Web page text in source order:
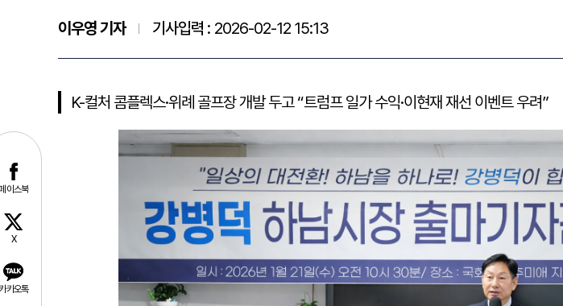
이스북
X
카오톡
이우영 기자 기사입력 : 2026-02-12 15:13
K-컬처 콤플렉스·위례 골프장 개발 두고 “트럼프 일가 수익·이현재 재선 이벤트 우려”